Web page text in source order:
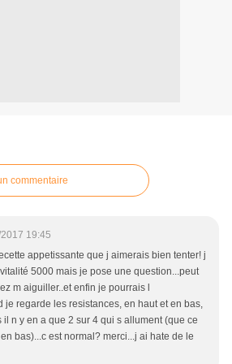
commentaire
19:45
appetissante que j aimerais bien tenter! j
5000 mais je pose une question...peut
m aiguiller..et enfin je pourrais l
je regarde les resistances, en haut et en bas,
il n y en a que 2 sur 4 qui s allument (que ce
bas)...c est normal? merci...j ai hate de le